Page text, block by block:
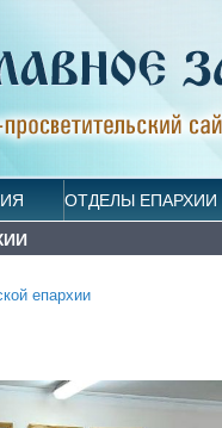
ОТДЕЛЫ ЕПАРХИИ
епархии